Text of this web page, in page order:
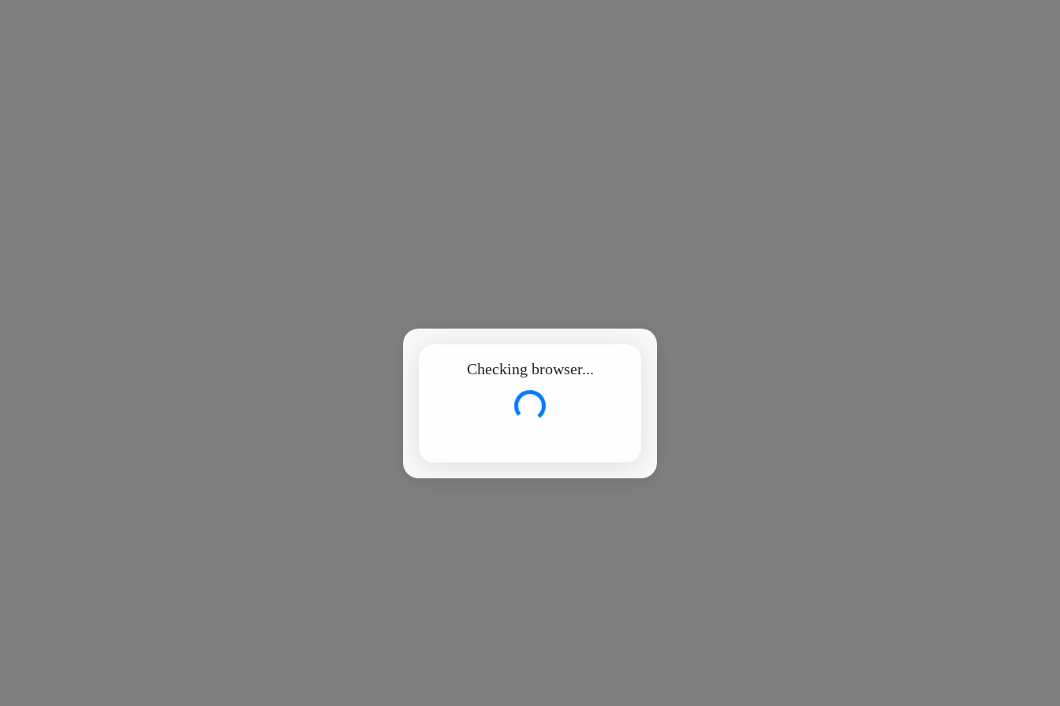
Checking browser...